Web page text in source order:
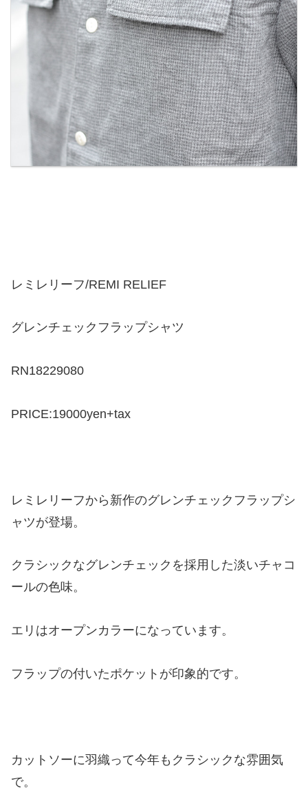
レミレリーフ/REMI RELIEF
グレンチェックフラップシャツ
RN18229080
PRICE:19000yen+tax
レミレリーフから新作のグレンチェックフラップシ
ャツが登場。
クラシックなグレンチェックを採用した淡いチャコ
ールの色味。
エリはオープンカラーになっています。
フラップの付いたポケットが印象的です。
カットソーに羽織って今年もクラシックな雰囲気
で。